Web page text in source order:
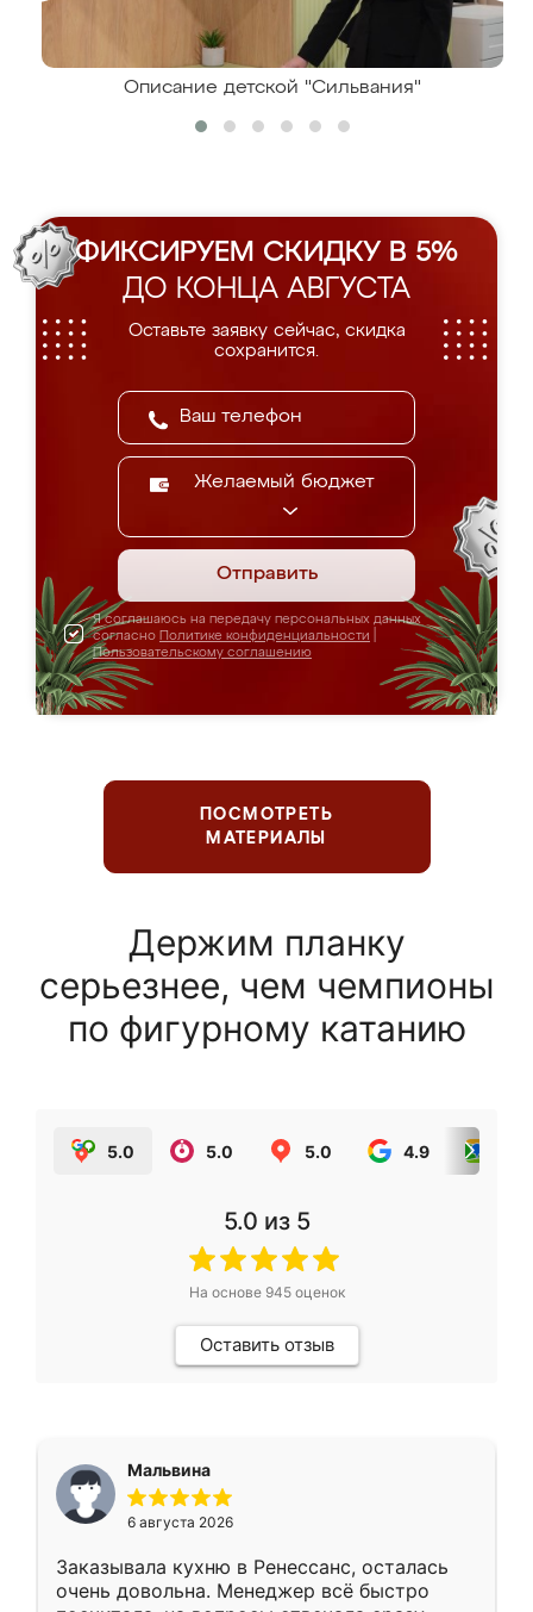
Описание детской "Сильвания"
ФИКСИРУЕМ СКИДКУ В 5%
ДО КОНЦА АВГУСТА
Оставьте заявку сейчас, скидка
сохранится.
Желаемый бюджет
Отправить
Я соглашаюсь на передачу персональных данных
согласно Политике конфиденциальности
Пользовательскому соглашению
ПОСМОТРЕТЬ
МАТЕРИАЛЫ
Держим планку
серьезнее, чем чемпионы
по фигурному катанию
5.0 5.0 5.0 4.9
5.0 из 5
На основе 945оценок
Оставить отзыв
Мальвина
6 августа 2026
Заказывала кухню в Ренессанс, осталась
очень довольна. Менеджер всё быстро